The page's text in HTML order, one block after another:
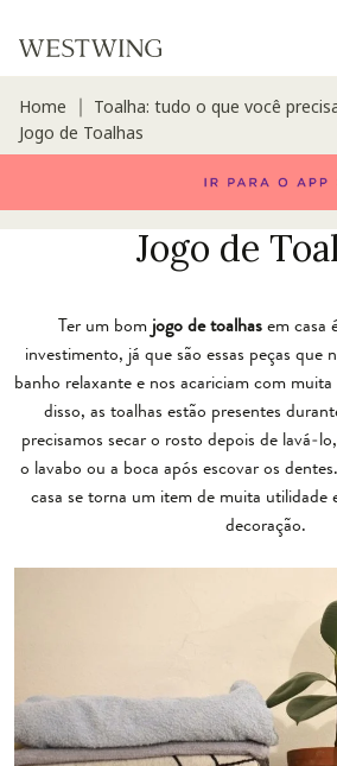
Home Toalha: tudo o que você
Jogo de Toalhas
Jogo de
Ter um bom jogo de toalhasem casa
investimento, já que são essas peças que
banho relaxante e nos acariciam com
disso, as toalhas estão presentes
precisamos secar o rosto depois de lavá-
o lavabo ou a boca após escovar os
casa se torna um item de muita utilidade
decoração.